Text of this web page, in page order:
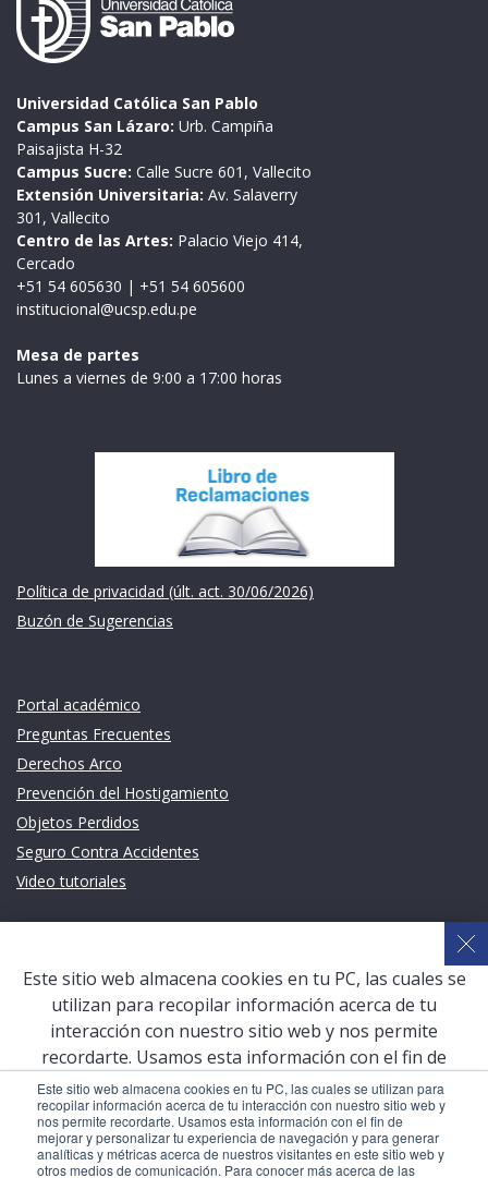
Este sitio web almacena cookies en tu PC, las cuales se utilizan para
recopilar información acerca de tu interacción con nuestro sitio web y
nos permite recordarte. Usamos esta información con el fin de
mejorar y personalizar tu experiencia de navegación y para generar
analíticas y métricas acerca de nuestros visitantes en este sitio web y
otros medios de comunicación. Para conocer más acerca de las
Universidad Católica San Pablo
Campus San Lázaro: Urb. Campiña
Paisajista H-32
Campus Sucre: Calle Sucre 601, Vallecito
Extensión Universitaria: Av. Salaverry
301, Vallecito
Centro de las Artes: Palacio Viejo 414,
Cercado
+51 54 605630 | +51 54 605600
institucional@ucsp.edu.pe
Mesa de partes
Lunes a viernes de 9:00 a 17:00 horas
Política de privacidad (últ. act. 30/06/2026)
Buzón de Sugerencias
Portal académico
Preguntas Frecuentes
Derechos Arco
Prevención del Hostigamiento
Objetos Perdidos
Seguro Contra Accidentes
Video tutoriales
Sistema de Gestión Académica (SGA)
Defensoría Universitaria
Terceros vinculados
San Pablo Mail
Aula Virtual Pregrado
Aula Virtual Postgrado
Este sitio web almacena cookies en tu PC, las cuales se
utilizan para recopilar información acerca de tu
interacción con nuestro sitio web y nos permite
recordarte. Usamos esta información con el fin de
mejorar y personalizar tu experiencia de navegación y
para generar analíticas y métricas acerca de nuestros
visitantes en este sitio web y otros medios de
comunicación. Para conocer más acerca de las cookies,